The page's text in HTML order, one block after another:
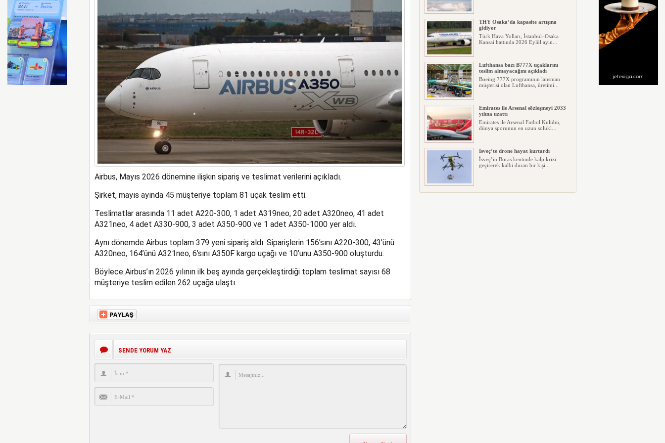
ABD merkezli Apollo Easyjet’i satın alıyor
Airbus, Mayıs 2026 dönemine ilişkin sipariş ve teslimat verilerini açıkladı.
Şirket, mayıs ayında 45 müşteriye toplam 81 uçak teslim etti.
Teslimatlar arasında 11 adet A220-300, 1 adet A319neo, 20 adet A320neo, 41 adet
A321neo, 4 adet A330-900, 3 adet A350-900 ve 1 adet A350-1000 yer aldı.
Aynı dönemde Airbus toplam 379 yeni sipariş aldı. Siparişlerin 156’sını A220-300, 43’ünü
A320neo, 164’ünü A321neo, 6’sını A350F kargo uçağı ve 10’unu A350-900 oluşturdu.
Böylece Airbus’ın 2026 yılının ilk beş ayında gerçekleştirdiği toplam teslimat sayısı 68
müşteriye teslim edilen 262 uçağa ulaştı.
SENDE YORUM YAZ
THY Osaka’da kapasite artışına
gidiyor
Türk Hava Yolları, İstanbul–Osaka
Kansai hattında 2026 Eylül ayın...
Lufthansa bazı B777X uçaklarını
teslim almayacağını açıkladı
Boeing 777X programının lansman
müşterisi olan Lufthansa, üretimi...
Emirates ile Arsenal sözleşmeyi 2033
yılına uzattı
Emirates ile Arsenal Futbol Kulübü,
dünya sporunun en uzun solukl...
İsveç’te drone hayat kurtardı
İsveç’in Boras kentinde kalp krizi
geçirerek kalbi duran bir kişi...
Ryanair kış sezonunda Fas’ta rekor